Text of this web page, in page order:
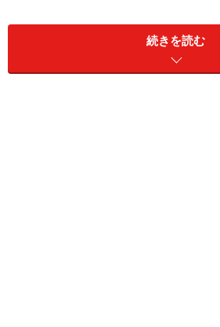
続きを読む